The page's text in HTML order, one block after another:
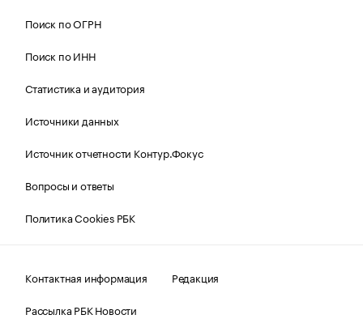
Поиск по ОГРН
Поиск по ИНН
Статистика и аудитория
Источники данных
Источник отчетности Контур.Фокус
Вопросы и ответы
Политика Cookies РБК
Контактная информация
Редакция
Рассылка РБК Новости